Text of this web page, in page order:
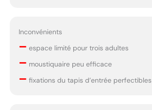
Inconvénients
– espace limité pour trois adultes
– moustiquaire peu efficace
– fixations du tapis d’entrée perfectibles